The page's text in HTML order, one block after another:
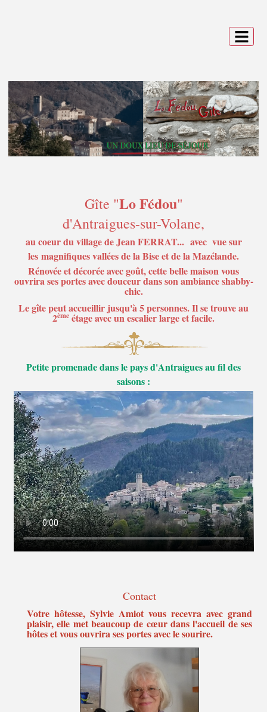
Contact
Votre hôtesse, Sylvie Amiot vous recevra avec grand
plaisir, elle met beaucoup de cœur dans l'accueil de ses
hôtes et vous ouvrira ses portes avec le sourire.
Gîte "Lo Fédou"
d'Antraigues-sur-Volane,
au coeur du village de Jean FERRAT... avec vue sur
les magnifiques vallées de la Bise et de la Mazélande.
Rénovée et décorée avec goût, cette belle maison vous
ouvrira ses portes avec douceur dans son ambiance shabby-
chic.
Le gîte peut accueillir jusqu'à 5 personnes. Il se trouve au
2ème étage avec un escalier large et facile.
Petite promenade dans le pays d'Antraigues au fil des
saisons :